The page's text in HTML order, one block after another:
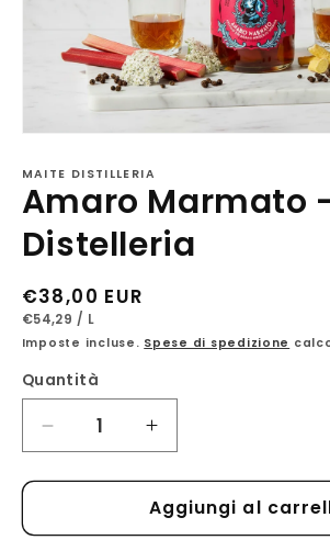
multimediali
in
modale
MAITE DISTILLERIA
Amaro Marmato
Distelleria
Prezzo
di
listino
€38,00 EUR
PREZZO
UNITARIO
€54,29 / PER
L
Imposte incluse. Spese di spedizione
Quantità
Diminuisci
quantità
per
Marmato
Aumenta
quantità
per
Amaro
Marmato
Aggiungi al